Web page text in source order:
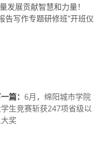
发展贡献智慧和力量！
告写作专题研修班"开班仪
篇： 6月，绵阳城市学院
生竞赛斩获247项省级以
奖